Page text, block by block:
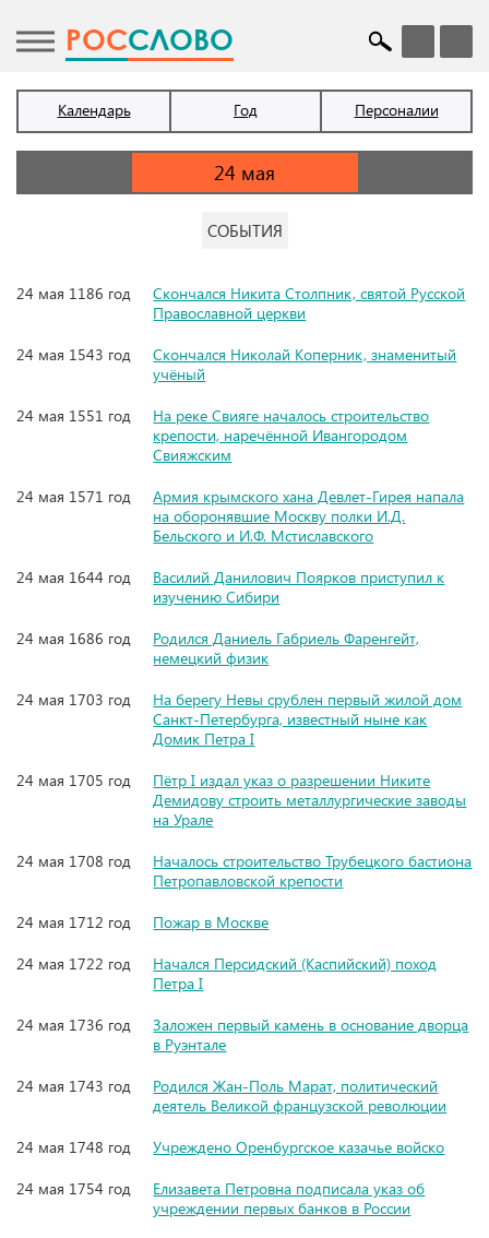
POCСЛОВО
Календарь Год Персоналии
СОБЫТИЯ
24 мая 1186 год
Скончался Никита Столпник, святой Русской
Православной церкви
24 мая 1543 год
Скончался Николай Коперник, знаменитый
учёный
24 мая 1551 год
На реке Свияге началось строительство
крепости, наречённой Ивангородом
Свияжским
24 мая 1571 год
Армия крымского хана Девлет-Гирея напала
на оборонявшие Москву полки И.Д.
Бельского и И.Ф. Мстиславского
24 мая 1644 год
Василий Данилович Поярков приступил к
изучению Сибири
24 мая 1686 год
Родился Даниель Габриель Фаренгейт,
немецкий физик
24 мая 1703 год
На берегу Невы срублен первый жилой дом
Санкт-Петербурга, известный ныне как
Домик Петра I
24 мая 1705 год
Пётр I издал указ о разрешении Никите
Демидову строить металлургические заводы
на Урале
24 мая 1708 год
Началось строительство Трубецкого бастиона
Петропавловской крепости
24 мая 1712 год
Пожар в Москве
24 мая 1722 год
Начался Персидский (Каспийский) поход
Петра I
24 мая 1736 год
Заложен первый камень в основание дворца
в Руэнтале
24 мая 1743 год
Родился Жан-Поль Марат, политический
деятель Великой французской революции
24 мая 1748 год
Учреждено Оренбургское казачье войско
24 мая 1754 год
Елизавета Петровна подписала указ об
учреждении первых банков в России